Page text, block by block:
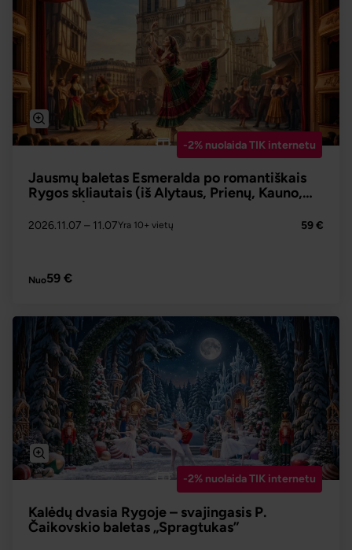
-2% nuolaida TIK internetu
Jausmų baletas Esmeralda po romantiškais
Rygos skliautais (iš Alytaus, Prienų, Kauno,
Jonavos)
2026.11.07 – 11.07Yra 10+ vietų 59 €
Nuo59 €
-2% nuolaida TIK internetu
Kalėdų dvasia Rygoje – svajingasis P.
Čaikovskio baletas „Spragtukas”